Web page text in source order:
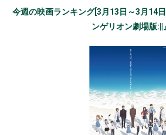
今週の映画ランキング[3月13日～3月14
ンゲリオン劇場版:||』